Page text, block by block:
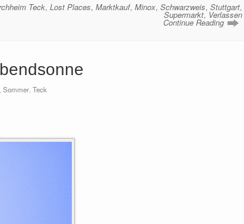
Teck,Lost Places,Marktkauf,Minox,Schwarzweis,Stuttgart,
Supermarkt,Verlassen
Continue Reading
Sommer, Teck